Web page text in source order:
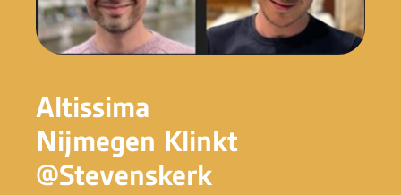
Altissima
Nijmegen Klinkt
@Stevenskerk